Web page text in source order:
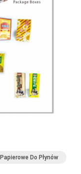
Do Płynów